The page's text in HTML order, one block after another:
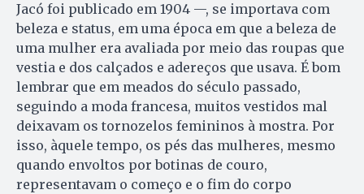
Jacó foi publicado em 1904 —, se importava com
beleza e status, em uma época em que a beleza de
uma mulher era avaliada por meio das roupas que
vestia e dos calçados e adereços que usava. É bom
lembrar que em meados do século passado,
seguindo a moda francesa, muitos vestidos mal
deixavam os tornozelos femininos à mostra. Por
isso, àquele tempo, os pés das mulheres, mesmo
quando envoltos por botinas de couro,
representavam o começo e o fim do corpo